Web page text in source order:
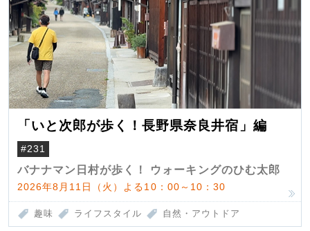
「いと次郎が歩く！長野県奈良井宿」編
#231
バナナマン日村が歩く！ ウォーキングのひむ太郎
2026年8月11日（火）よる10：00～10：30
趣味 ライフスタイル 自然・アウトドア